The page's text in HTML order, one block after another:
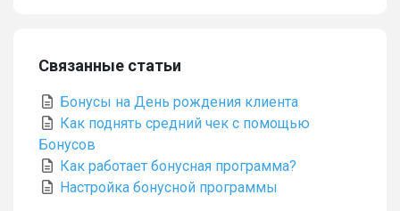
Связанные статьи
Бонусы на День рождения клиента
Как поднять средний чек с помощью
Бонусов
Как работает бонусная программа?
Настройка бонусной программы